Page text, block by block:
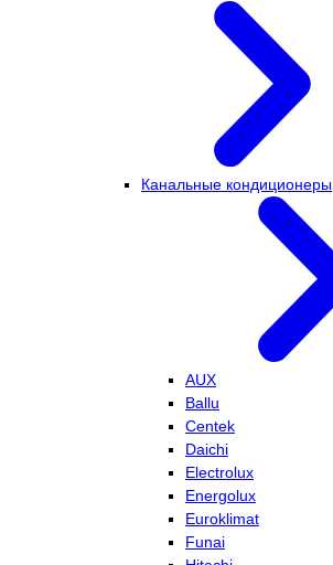
Канальные кондиционеры
AUX
Ballu
Centek
Daichi
Electrolux
Energolux
Euroklimat
Funai